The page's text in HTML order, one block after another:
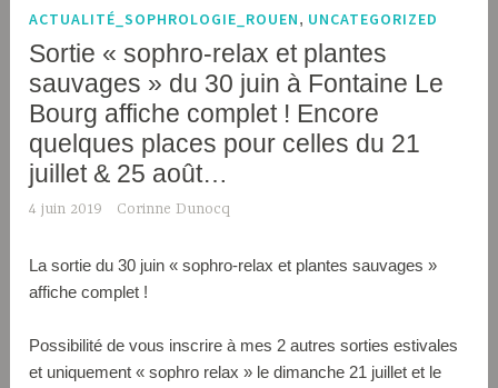
ACTUALITÉ_SOPHROLOGIE_ROUEN, UNCATEGORIZED
Sortie « sophro-relax et plantes
sauvages » du 30 juin à Fontaine Le
Bourg affiche complet ! Encore
quelques places pour celles du 21
juillet & 25 août…
4 juin 2019 Corinne Dunocq
La sortie du 30 juin « sophro-relax et plantes sauvages »
affiche complet !
Possibilité de vous inscrire à mes 2 autres sorties estivales
et uniquement « sophro relax » le dimanche 21 juillet et le